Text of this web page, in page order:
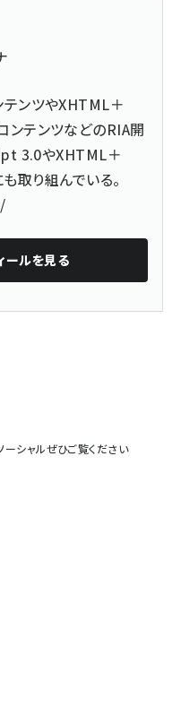
ンツやXHTML＋
テンツなどのRIA開
3.0やXHTML＋
取り組んでいる。
ールを見る
シャルぜひご覧ください